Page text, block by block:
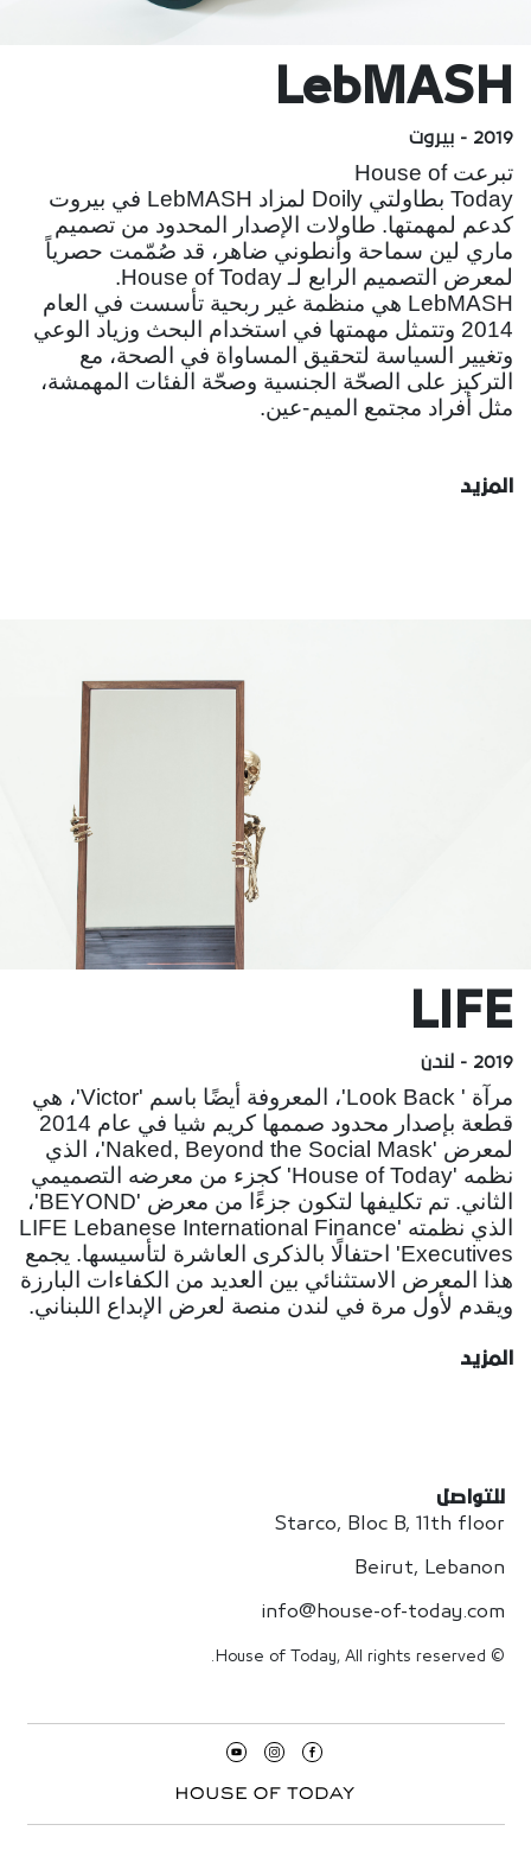
LebMASH
2019 - بيروت
تبرعت House of
Today بطاولتي Doily لمزاد LebMASH في بيروت
كدعم لمهمتها. طاولات الإصدار المحدود من تصميم
ماري لين سماحة وأنطوني ضاهر، قد صُمّمت حصرياً
لمعرض التصميم الرابع لـ House of Today.
LebMASH هي منظمة غير ربحية تأسست في العام
2014 وتتمثل مهمتها في استخدام البحث وزياد الوعي
وتغيير السياسة لتحقيق المساواة في الصحة، مع
التركيز على الصحّة الجنسية وصحّة الفئات المهمشة،
مثل أفراد مجتمع الميم-عين.
المزيد
LIFE
2019 - لندن
مرآة ' Look Back'، المعروفة أيضًا باسم 'Victor'، هي
قطعة بإصدار محدود صممها كريم شيا في عام 2014
لمعرض 'Naked, Beyond the Social Mask'، الذي
نظمه 'House of Today' كجزء من معرضه التصميمي
الثاني. تم تكليفها لتكون جزءًا من معرض 'BEYOND'،
الذي نظمته 'LIFE Lebanese International Finance
Executives' احتفالًا بالذكرى العاشرة لتأسيسها. يجمع
هذا المعرض الاستثنائي بين العديد من الكفاءات البارزة
ويقدم لأول مرة في لندن منصة لعرض الإبداع اللبناني.
المزيد
للتواصل
Starco, Bloc B, 11th floor
Beirut, Lebanon
info@house-of-today.com
© House of Today, All rights reserved.